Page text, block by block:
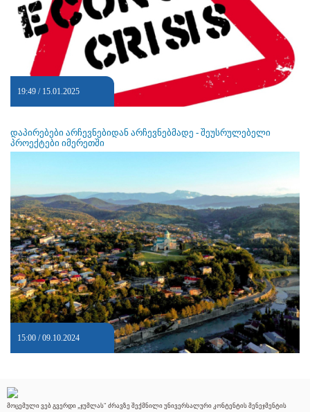
19:49 / 15.01.2025
დაპირებები არჩევნებიდან არჩევნებმადე - შეუსრულებელი
პროექტები იმერეთში
15:00 / 09.10.2024
მოცემული ვებ გვერდი „ჯუმლას" ძრავზე შექმნილი უნივერსალური კონტენტის მენეჯმენტის